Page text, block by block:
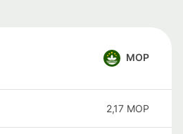
MOP
2,17 MOP